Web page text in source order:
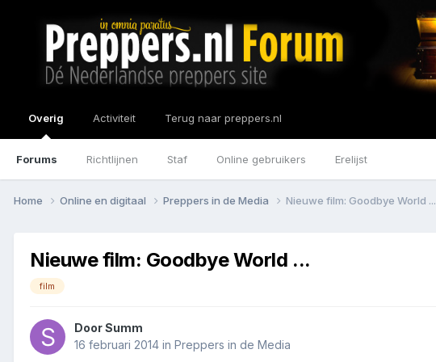
Overig
Forums Richtlijnen Staf Online gebruikers Erelijst
Activiteit Terug naar preppers.nl
Home Online en digitaal Preppers in de Media Nieuwe film: Goodbye World ...
Nieuwe film: Goodbye World ...
film
DoorSumm
16 februari 2014 in Preppers in de Media